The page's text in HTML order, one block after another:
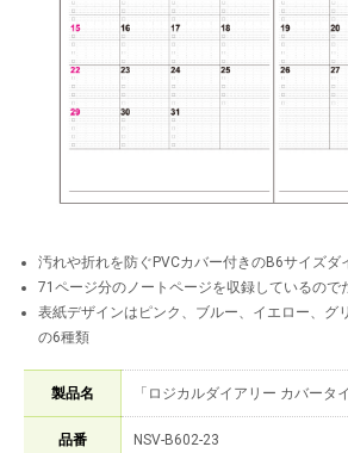
汚れや折れを防ぐPVCカバー付きのB6サイズダ
71ページ分のノートページを収録しているので
表紙デザインはピンク、ブルー、イエロー、グ
の6種類
製品名 「ロジカルダイアリー カバータ
品番 NSV-B602-23